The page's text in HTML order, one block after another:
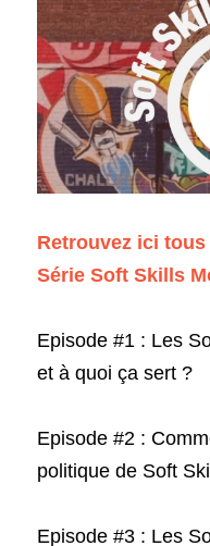
Retrouvez ici
Série Soft Skills
Episode #1 : Les
et à quoi ça sert ?
Episode #2 :
politique de Soft
Episode #3 : Les